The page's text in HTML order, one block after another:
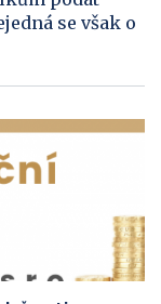
se však o